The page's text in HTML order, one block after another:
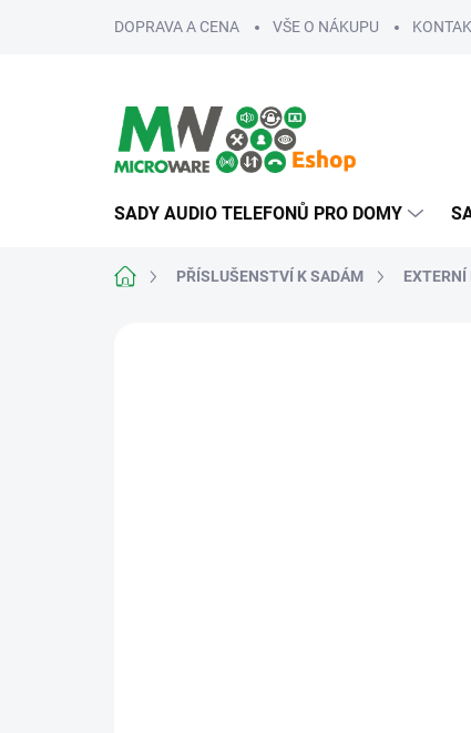
DOPRAVA A CENA VŠE O NÁKUPU
SADY AUDIO TELEFONŮ PRO DOMY
Domů PŘÍSLUŠENSTVÍ K SADÁM